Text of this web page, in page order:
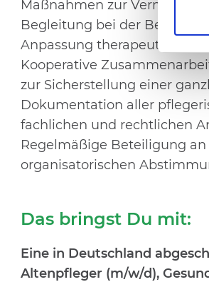
Maßnahmen zur
Begleitung bei der
Anpassung therapeutischer
Kooperative
zur Sicherstellung einer
Dokumentation aller
fachlichen und rechtlichen
Regelmäßige Beteiligung
organisatorischen
Das bringst Du mit:
Eine in Deutschland
Altenpfleger (m/w/d),